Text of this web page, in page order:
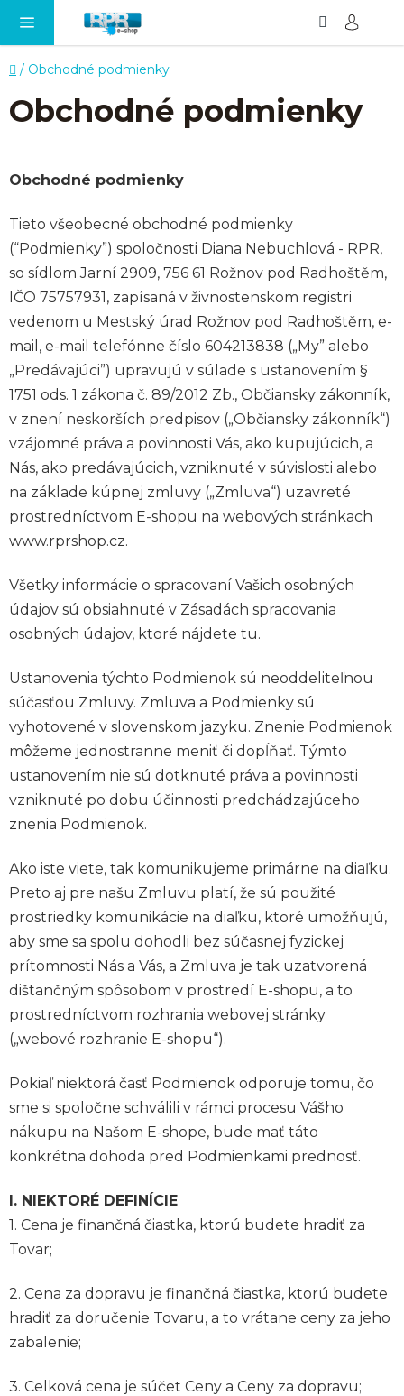
Domov
/ Obchodné podmienky
Obchodné podmienky
Obchodné podmienky
Tieto všeobecné obchodné podmienky
(“Podmienky”) spoločnosti Diana Nebuchlová - RPR,
so sídlom Jarní 2909, 756 61 Rožnov pod Radhoštěm,
IČO 75757931, zapísaná v živnostenskom registri
vedenom u Mestský úrad Rožnov pod Radhoštěm, e-
mail, e-mail telefónne číslo 604213838 („My” alebo
„Predávajúci”) upravujú v súlade s ustanovením §
1751 ods. 1 zákona č. 89/2012 Zb., Občiansky zákonník,
v znení neskorších predpisov („Občiansky zákonník“)
vzájomné práva a povinnosti Vás, ako kupujúcich, a
Nás, ako predávajúcich, vzniknuté v súvislosti alebo
na základe kúpnej zmluvy („Zmluva“) uzavreté
prostredníctvom E-shopu na webových stránkach
www.rprshop.cz.
Všetky informácie o spracovaní Vašich osobných
údajov sú obsiahnuté v Zásadách spracovania
osobných údajov, ktoré nájdete tu.
Ustanovenia týchto Podmienok sú neoddeliteľnou
súčasťou Zmluvy. Zmluva a Podmienky sú
vyhotovené v slovenskom jazyku. Znenie Podmienok
môžeme jednostranne meniť či dopĺňať. Týmto
ustanovením nie sú dotknuté práva a povinnosti
vzniknuté po dobu účinnosti predchádzajúceho
znenia Podmienok.
Ako iste viete, tak komunikujeme primárne na diaľku.
Preto aj pre našu Zmluvu platí, že sú použité
prostriedky komunikácie na diaľku, ktoré umožňujú,
aby sme sa spolu dohodli bez súčasnej fyzickej
prítomnosti Nás a Vás, a Zmluva je tak uzatvorená
dištančným spôsobom v prostredí E-shopu, a to
prostredníctvom rozhrania webovej stránky
(„webové rozhranie E-shopu“).
Pokiaľ niektorá časť Podmienok odporuje tomu, čo
sme si spoločne schválili v rámci procesu Vášho
nákupu na Našom E-shope, bude mať táto
konkrétna dohoda pred Podmienkami prednosť.
I. NIEKTORÉ DEFINÍCIE
1. Cena je finančná čiastka, ktorú budete hradiť za
Tovar;
2. Cena za dopravu je finančná čiastka, ktorú budete
hradiť za doručenie Tovaru, a to vrátane ceny za jeho
zabalenie;
3. Celková cena je súčet Ceny a Ceny za dopravu;